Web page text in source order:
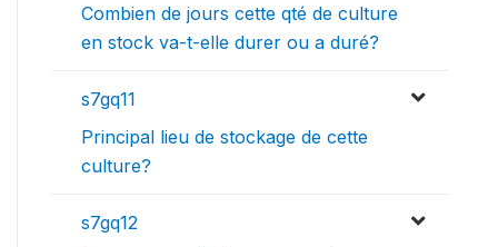
Combien de jours cette qté de culture
en stock va-t-elle durer ou a duré?
s7gq11
Principal lieu de stockage de cette
culture?
s7gq12